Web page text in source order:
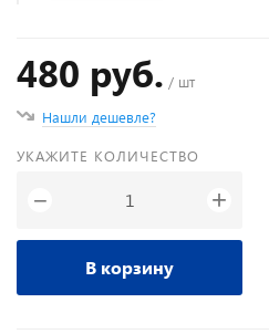
480 руб. / шт
Нашли дешевле?
УКАЖИТЕ КОЛИЧЕСТВО
− +
В корзину